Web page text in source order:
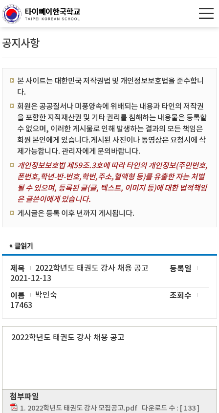
공지사항
본 사이트는 대한민국 저작권법 및 개인정보보호법을 준수합니
다.
회원은 공공질서나 미풍양속에 위배되는 내용과 타인의 저작권
을 포함한 지적재산권 및 기타 권리를 침해하는 내용물은 등록할
수 없으며, 이러한 게시물로 인해 발생하는 결과의 모든 책임은
회원 본인에게 있습니다.게시된 사진이나 동영상은 요청시에 삭
제가능합니다. 관리자에게 문의바랍니다.
개인정보보호법 제59조.3호에 따라 타인의 개인정보(주민번호,
폰번호,학년-반-번호,학번,주소,혈액형 등)를 유출한 자는 처벌
될 수 있으며, 등록된 글(글, 텍스트, 이미지 등)에 대한 법적책임
은 글쓴이에게 있습니다.
게시글은 등록 이후 년까지 게시됩니다.
제목 2022학년도 태권도 강사 채용 공고 등록일
2021-12-13
이름 박인숙 조회수
17463
2022학년도 태권도 강사 채용 공고
첨부파일
1. 2022학년도 태권도 강사 모집공고.pdf 다운로드 수 : [ 133 ]